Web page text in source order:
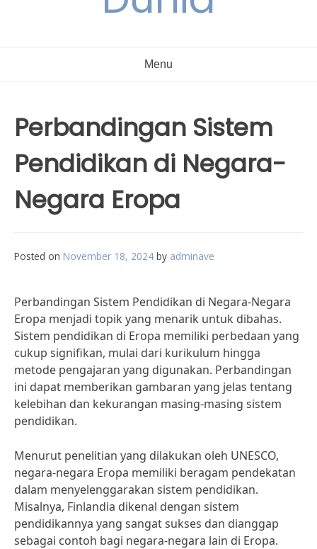
Menu
Perbandingan Sistem
Pendidikan di Negara-
Negara Eropa
Posted on November 18, 2024 by adminave
Perbandingan Sistem Pendidikan di Negara-Negara
Eropa menjadi topik yang menarik untuk dibahas.
Sistem pendidikan di Eropa memiliki perbedaan yang
cukup signifikan, mulai dari kurikulum hingga
metode pengajaran yang digunakan. Perbandingan
ini dapat memberikan gambaran yang jelas tentang
kelebihan dan kekurangan masing-masing sistem
pendidikan.
Menurut penelitian yang dilakukan oleh UNESCO,
negara-negara Eropa memiliki beragam pendekatan
dalam menyelenggarakan sistem pendidikan.
Misalnya, Finlandia dikenal dengan sistem
pendidikannya yang sangat sukses dan dianggap
sebagai contoh bagi negara-negara lain di Eropa.